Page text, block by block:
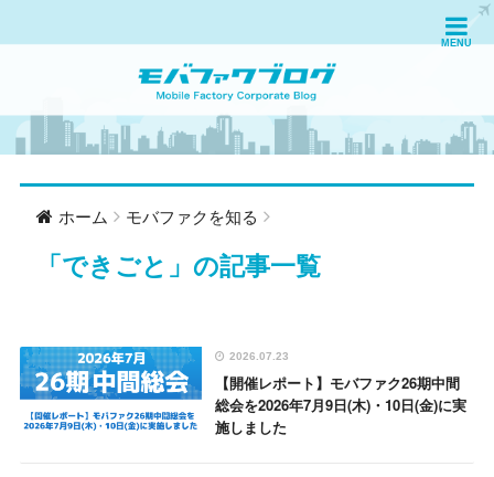
ホーム モバファクを知る
「できごと 」の記事一覧
2026.07.23
【開催レポート】モバファク26期中間
総会を2026年7月9日(木)・10日(金)に実
施しました